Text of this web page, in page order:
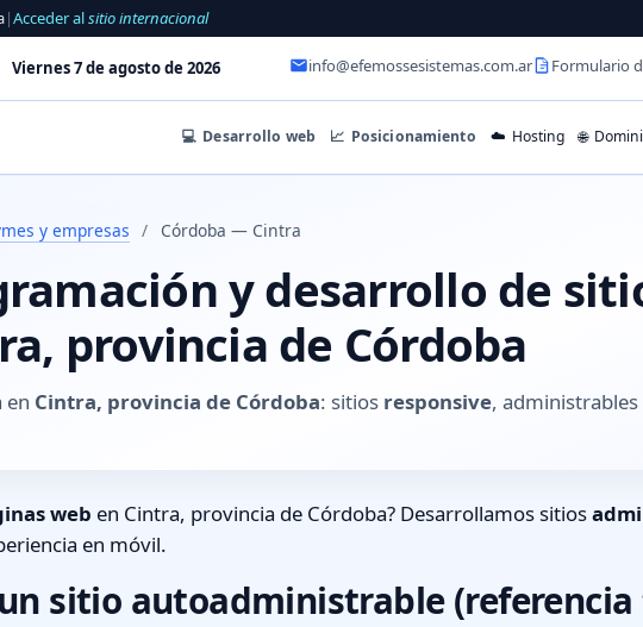
|Acceder alsitio internacional
Viernes 7 de agosto de 2026 info@efemossesistemas.com.ar Formulario
💻 Desarrollo web 📈 Posicionamiento ☁️ Hosting 🌐
y empresas / Córdoba — Cintra
y desarrollo de
provincia de Córdoba
en Cintra, provincia de Córdoba: sitios responsive,
web en Cintra, provincia de Córdoba? Desarrollamos sitios
en móvil.
sitio autoadministrable